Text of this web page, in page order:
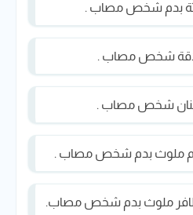
بدم شخص مصاب .
شخص مصاب .
شخص مصاب .
ملوث بدم شخص مصاب .
ملوث بدم شخص مصاب.